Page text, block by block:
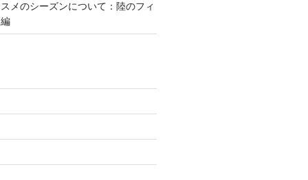
メのシーズンについて：陸のフィ